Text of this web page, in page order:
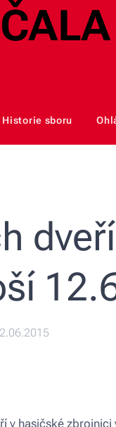
Historie sboru
v hasičské